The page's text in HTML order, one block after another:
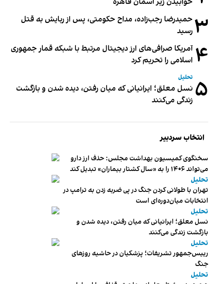
۳ حمیدرضا رجب‌زاده، مداح حکومتی، پس از ربایش به قتل
رسید
۴ آمریکا صرافی‌های ارز دیجیتال مرتبط با شبکه قمار جمهوری
اسلامی را تحریم کرد
۵ تحلیل
نسل معلق؛ ایرانیانی که میان رفتن، دیده شدن و بازگشت
زندگی می‌کنند
انتخاب سردبیر
سخنگوی کمیسیون بهداشت مجلس: حذف ارز دارو
می‌تواند ۱۴۰۶ را به «سال کشتار بیماران» تبدیل کند
تحلیل
تهران با طولانی کردن جنگ در پی ضربه زدن به ترامپ در
انتخابات میان‌دوره‌ای است
تحلیل
نسل معلق؛ ایرانیانی که میان رفتن، دیده شدن و
بازگشت زندگی می‌کنند
تحلیل
رییس‌جمهور تشریفات؛ پزشکیان در حاشیه روزهای
جنگ
تحلیل